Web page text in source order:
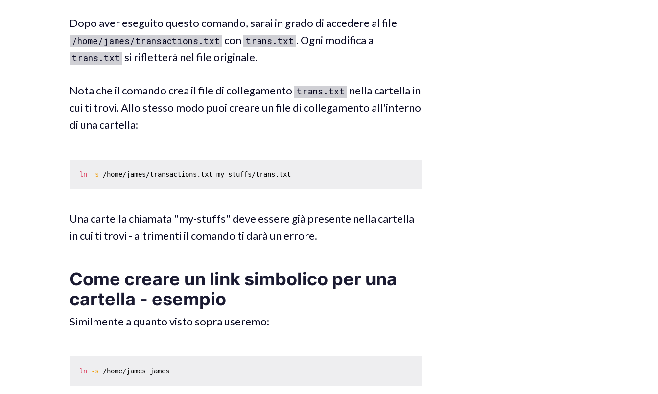
Dopo aver eseguito questo comando, sarai in grado di accedere al file
/home/james/transactions.txt con trans.txt . Ogni modifica a
trans.txt si rifletterà nel file originale.
Nota che il comando crea il file di collegamento trans.txt nella cartella in
cui ti trovi. Allo stesso modo puoi creare un file di collegamento all'interno
di una cartella:
ln -s
Una cartella chiamata "my-stuffs" deve essere già presente nella cartella
in cui ti trovi - altrimenti il comando ti darà un errore.
Come creare un link simbolico per una
cartella - esempio
Similmente a quanto visto sopra useremo:
ln -s